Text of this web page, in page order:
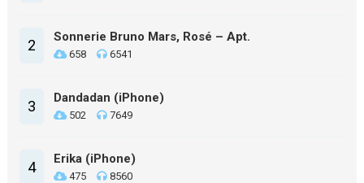
2 Sonnerie Bruno Mars, Rosé – Apt.
658 6541
3 Dandadan (iPhone)
502 7649
4 Erika (iPhone)
475 8560